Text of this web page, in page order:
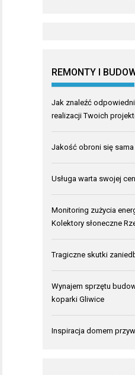
REMONTY I
Jak znaleźć
realizacji Twoich
Jakość obroni się sama
Usługa warta swojej
Monitoring zużycia
Kolektory słoneczne
Tragiczne skutki
Wynajem sprzętu
koparki Gliwice
Inspiracja domem